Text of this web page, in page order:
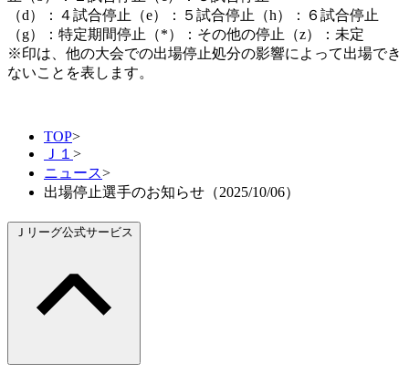
（d）：４試合停止（e）：５試合停止（h）：６試合停止
（g）：特定期間停止（*）：その他の停止（z）：未定
※印は、他の大会での出場停止処分の影響によって出場でき
ないことを表します。
TOP>
Ｊ１ >
ニュース>
出場停止選手のお知らせ（2025/10/06）
Ｊリーグ公式サービス